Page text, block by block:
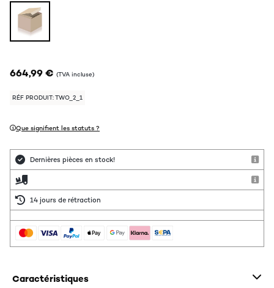
664,99 € (TVA incluse)
RÉF PRODUIT: TWO_2_1
Que signifient les statuts ?
Dernières pièces en stock!
14 jours de rétraction
Caractéristiques